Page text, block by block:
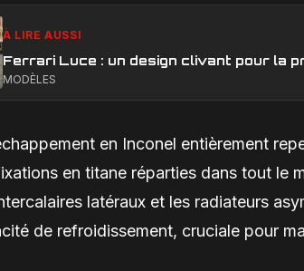
À LIRE AUSSI
Ferrari Luce : un design clivant pour la
MODÈLES
en Inconel entièrement
en titane réparties dans tout le
latéraux et les radiateurs
de refroidissement, cruciale pour